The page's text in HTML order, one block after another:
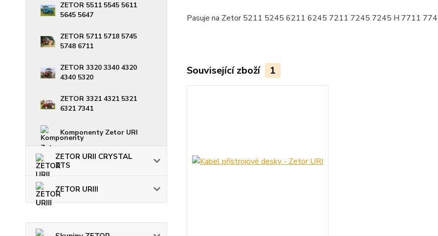
ZETOR 5511 5545 5611
5645 5647
ZETOR 5711 5718 5745
5748 6711
ZETOR 3320 3340 4320
4340 5320
ZETOR 3321 4321 5321
6321 7341
Komponenty Zetor URI
ZETOR URII CRYSTAL
ZTS
ZETOR URIII
Pasuje na Zetor 5211 5245 6211 6245 7211 7245 7245 H 7711
Související zboží 1